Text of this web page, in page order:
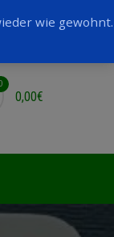
Facebook
0,00€
wie gewohnt.